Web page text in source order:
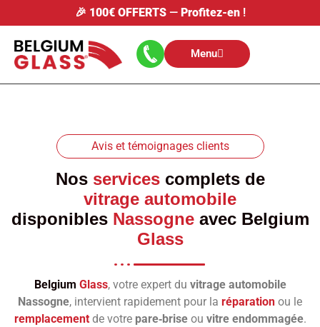
🎉 100€ OFFERTS— Profitez-en!
Menu
Avis et témoignages clients
Nos servicescomplets de
vitrage automobile
disponibles Nassogneavec Belgium
Glass
Belgium Glass, votre expert du vitrage automobile
Nassogne, intervient rapidement pour la réparation ou le
remplacementde votre pare‑briseou vitre endommagée.